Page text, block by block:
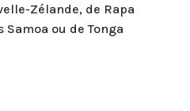
Zélande, de Rapa
Samoa ou de Tonga